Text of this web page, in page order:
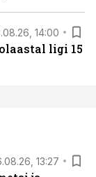
14:00
ligi 15
13:27